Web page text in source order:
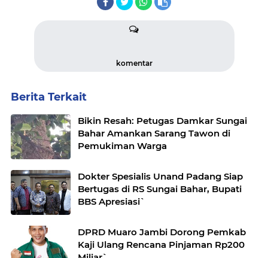
komentar
Berita Terkait
Bikin Resah: Petugas Damkar Sungai
Bahar Amankan Sarang Tawon di
Pemukiman Warga
Dokter Spesialis Unand Padang Siap
Bertugas di RS Sungai Bahar, Bupati
BBS Apresiasi`
DPRD Muaro Jambi Dorong Pemkab
Kaji Ulang Rencana Pinjaman Rp200